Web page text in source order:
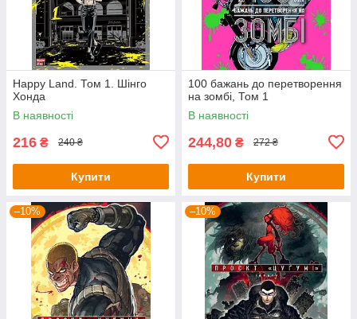
Happy Land. Том 1. Шінго
Хонда
В наявності
216 ₴ 240 ₴
Купити
100 бажань до перетворення
на зомбі, Том 1
В наявності
244,80 ₴ 272 ₴
Купити
–10% –10%